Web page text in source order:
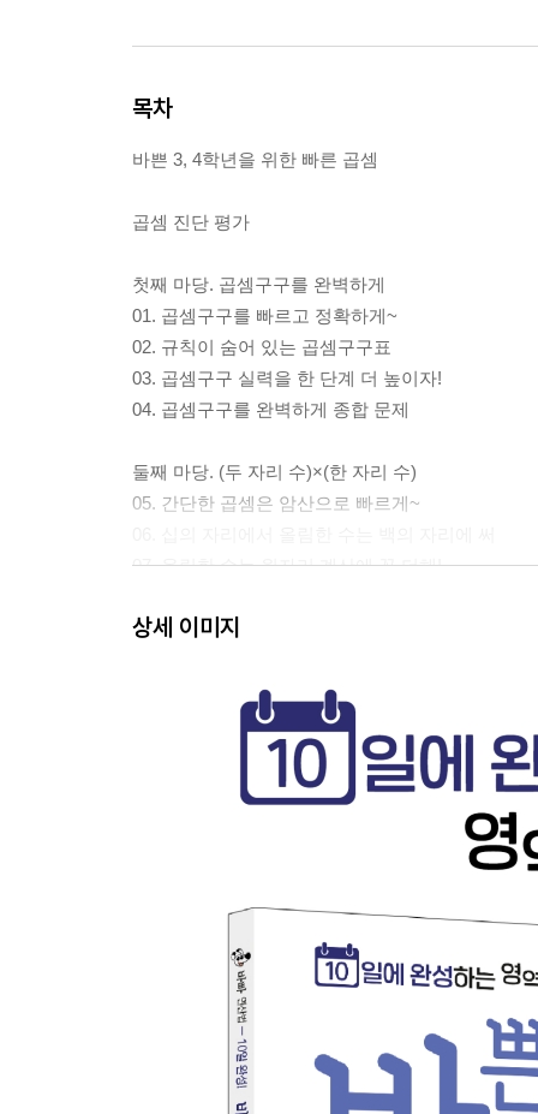
목차
바쁜 3, 4학년을 위한 빠른 곱셈
곱셈 진단 평가
첫째 마당. 곱셈구구를 완벽하게
01. 곱셈구구를 빠르고 정확하게~
02. 규칙이 숨어 있는 곱셈구구표
03. 곱셈구구 실력을 한 단계 더 높이자!
04. 곱셈구구를 완벽하게 종합 문제
둘째 마당. (두 자리 수)×(한 자리 수)
05. 간단한 곱셈은 암산으로 빠르게~
07. 올림한 수는 윗자리 계산에 꼭 더해!
09. (두 자리 수)×(한 자리 수) 종합 문제
셋째 마당. (세 자리 수)×(한 자리 수)
10. 일, 십, 백의 자리를 각각 곱하고 더해!
11. 올림한 수는 한 자리 위로!
12. 주의! 올림이 여러 번 있는 (세 자리 수)×(한 자
13. 실수 없게! (세 자리 수)×(한 자리 수) 집중 연습
넷째 마당. (두 자리 수)×(두 자리 수)
15. 0부터 붙이고 시작하면 간단해
16. 일의 자리와 십의 자리 수로 나누어 곱하자
17. 올림이 있는 (두 자리 수)×(두 자리 수)도 정확
18. 실수 없게! (두 자리 수)×(두 자리 수) 집중 연습
19. (두 자리 수)×(두 자리 수) 종합 문제
상세 이미지